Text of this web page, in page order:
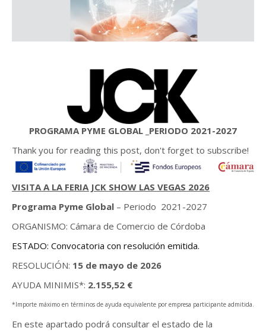
PROGRAMA PYME GLOBAL _PERIODO 2021-2027
Thank you for reading this post, don't forget to subscribe!
VISITA A LA FERIA JCK SHOW LAS VEGAS 2026
Programa Pyme Global – Periodo 2021-2027
ORGANISMO: Cámara de Comercio de Córdoba
ESTADO: Convocatoria con resolución emitida.
RESOLUCIÓN: 15 de mayo de 2026
AYUDA MINIMIS*: 2.155,52 €
*Importe máximo en términos de ayuda equivalente por empresa participante admitida.
En este apartado podrá consultar el estado de la